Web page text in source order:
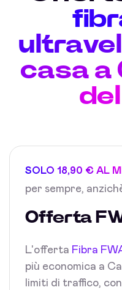
casa a
SOLO 18,90 € AL
per sempre,
Offerta
L'offerta Fibra
più economica a
limiti di traffico,